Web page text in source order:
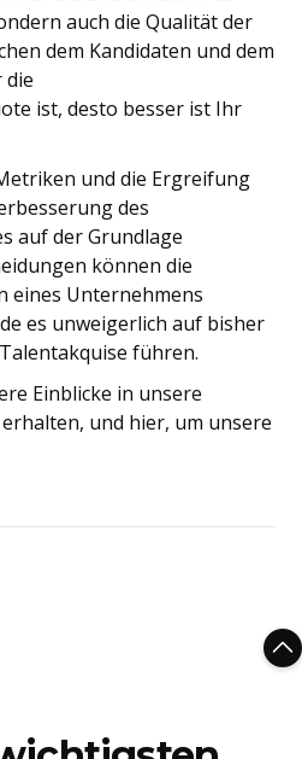
auch die Qualität der
dem Kandidaten und dem
die
ist, desto besser ist Ihr
und die Ergreifung
des
auf der Grundlage
können die
eines Unternehmens
es unweigerlich auf bisher
führen.
Einblicke in unsere
und hier, um unsere